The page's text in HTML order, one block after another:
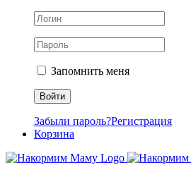
Запомнить меня
Забыли пароль?Регистрация
Корзина